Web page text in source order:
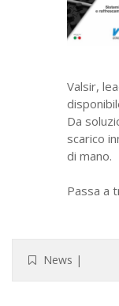
Valsir,
Da
scarico
di mano.
Passa a
News |